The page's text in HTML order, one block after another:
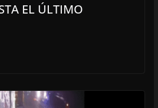
EL ÚLTIMO